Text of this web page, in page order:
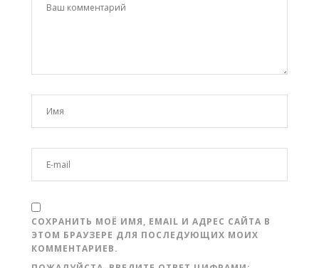
СОХРАНИТЬ МОЁ ИМЯ, EMAIL И АДРЕС САЙТА В
ЭТОМ БРАУЗЕРЕ ДЛЯ ПОСЛЕДУЮЩИХ МОИХ
КОММЕНТАРИЕВ.